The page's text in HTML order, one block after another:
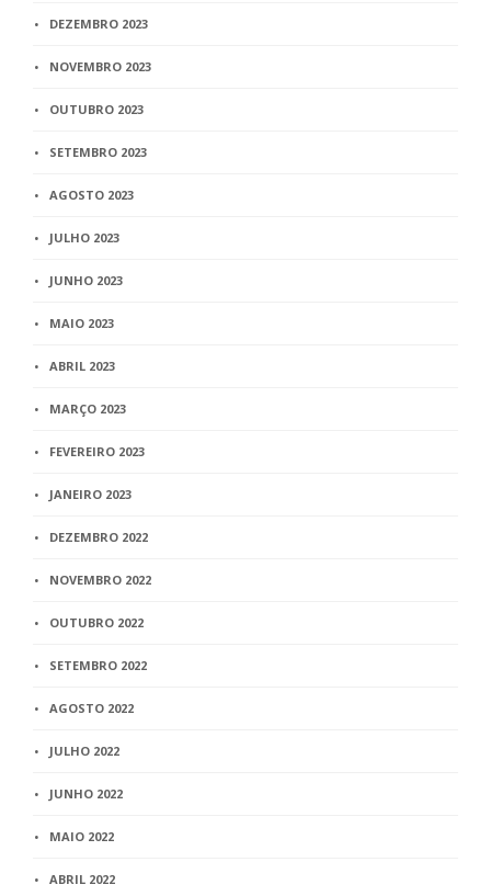
DEZEMBRO 2023
NOVEMBRO 2023
OUTUBRO 2023
SETEMBRO 2023
AGOSTO 2023
JULHO 2023
JUNHO 2023
MAIO 2023
ABRIL 2023
MARÇO 2023
FEVEREIRO 2023
JANEIRO 2023
DEZEMBRO 2022
NOVEMBRO 2022
OUTUBRO 2022
SETEMBRO 2022
AGOSTO 2022
JULHO 2022
JUNHO 2022
MAIO 2022
ABRIL 2022